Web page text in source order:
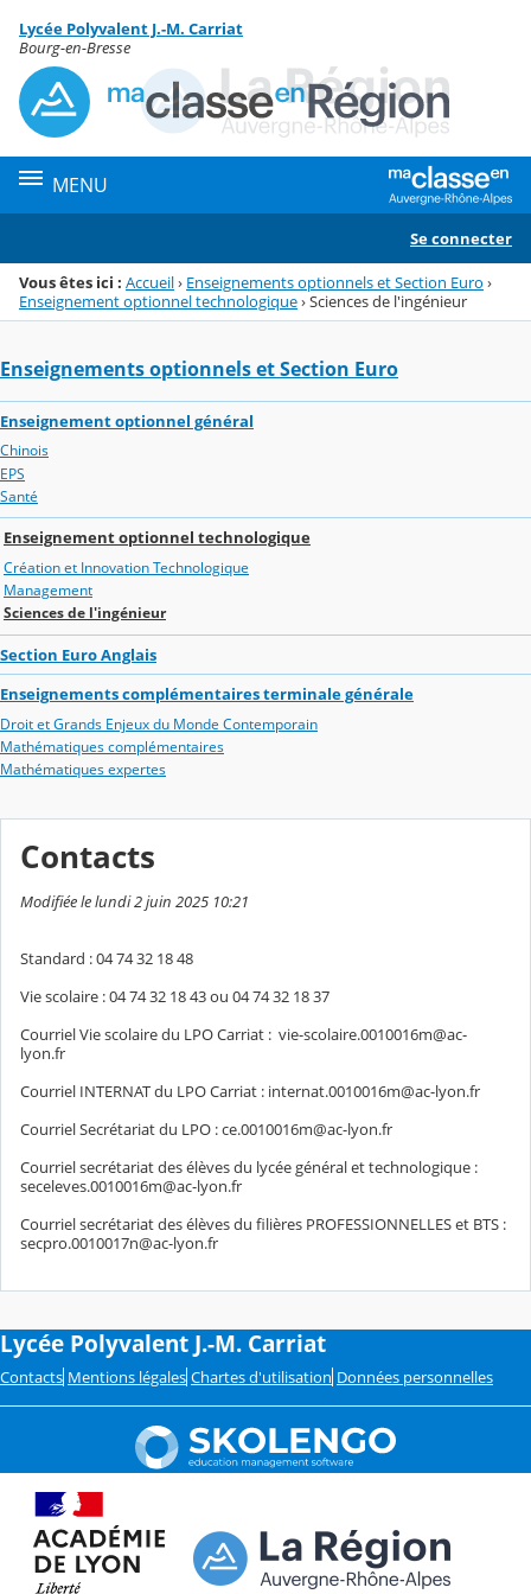
Menu de la rubrique
Contenu
Lycée Polyvalent J.-M. Carriat
Bourg-en-Bresse
MENU
Se connecter
Vous êtes ici : Accueil› Enseignements optionnels et Section Euro ›
Enseignement optionnel technologique›Sciences de l'ingénieur
Enseignements optionnels et Section Euro
Enseignement optionnel général
Chinois
EPS
Santé
Enseignement optionnel technologique
Création et Innovation Technologique
Management
Sciences de l'ingénieur
Section Euro Anglais
Enseignements complémentaires terminale générale
Droit et Grands Enjeux du Monde Contemporain
Mathématiques complémentaires
Mathématiques expertes
Contacts
Modifiée le lundi 2 juin 2025 10:21
Standard : 04 74 32 18 48
Vie scolaire : 04 74 32 18 43 ou 04 74 32 18 37
Courriel Vie scolaire du LPO Carriat : vie-scolaire.0010016m@ac-
lyon.fr
Courriel INTERNAT du LPO Carriat : internat.0010016m@ac-lyon.fr
Courriel Secrétariat du LPO : ce.0010016m@ac-lyon.fr
Courriel secrétariat des élèves du lycée général et technologique :
seceleves.0010016m@ac-lyon.fr
Courriel secrétariat des élèves du filières PROFESSIONNELLES et BTS :
secpro.0010017n@ac-lyon.fr
Lycée Polyvalent J.-M. Carriat
Contacts Mentions légales Chartes d'utilisation Données personnelles